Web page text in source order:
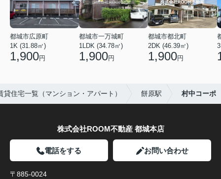
都城市広原町
1K (31.88㎡)
1,900円
都城市一万城町
1LDK (34.78㎡)
1,900円
都城市都北町
2DK (46.39㎡)
1,900円
住宅一覧（マンション・アパート） 餅原駅 村中コーポ
株式会社ROOM不動産 都城本店
電話をする お問い合わせ
〒885-0024